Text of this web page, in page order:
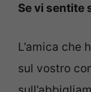
Se vi sentite
L’amica che
sul vostro